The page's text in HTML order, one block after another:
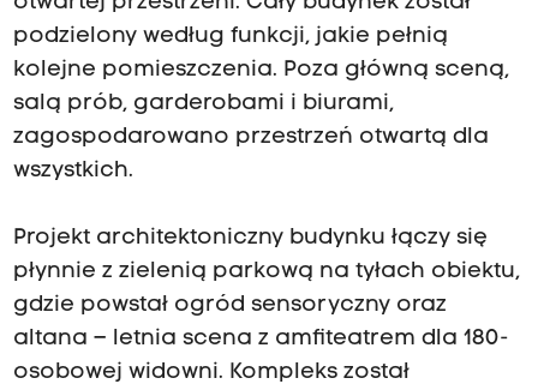
podzielony według funkcji, jakie pełnią
kolejne pomieszczenia. Poza główną sceną,
salą prób, garderobami i biurami,
zagospodarowano przestrzeń otwartą dla
wszystkich.
Projekt architektoniczny budynku łączy się
płynnie z zielenią parkową na tyłach obiektu,
gdzie powstał ogród sensoryczny oraz
altana – letnia scena z amfiteatrem dla 180-
osobowej widowni. Kompleks został